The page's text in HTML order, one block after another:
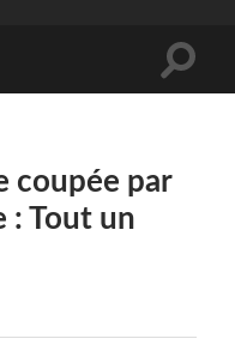
Toggle
coupée par
: Tout un